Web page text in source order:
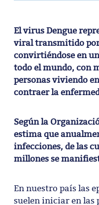
El virus Dengue
viral transmitido
convirtiéndose en
todo el mundo, con
personas viviendo
contraer la
Según la
estima que
infecciones, de las
millones se
En nuestro país las
suelen iniciar en las